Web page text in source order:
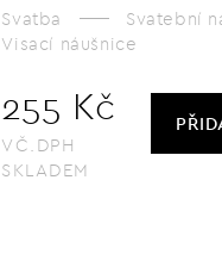
Svatba
Svatební
Visací náušnice
255 Kč
VČ.DPH
SKLADEM